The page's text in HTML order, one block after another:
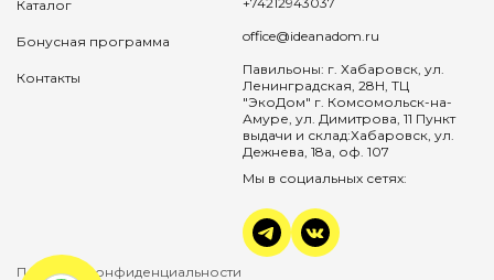
Каталог
Бонусная программа
Контакты
office@ideanadom.ru
Павильоны: г. Хабаровск, ул.
Ленинградская, 28Н, ТЦ
"ЭкоДом" г. Комсомольск-на-
Амуре, ул. Димитрова, 11 Пункт
выдачи и склад:Хабаровск, ул.
Дежнева, 18а, оф. 107
Мы в социальных сетях:
Политика конфиденциальности